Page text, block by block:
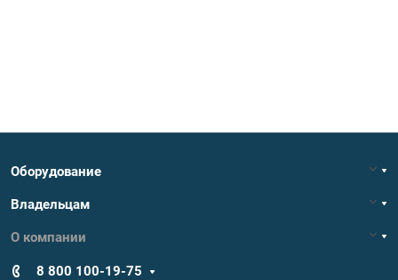
Оборудование
Владельцам
О компании
8 800 100-19-75